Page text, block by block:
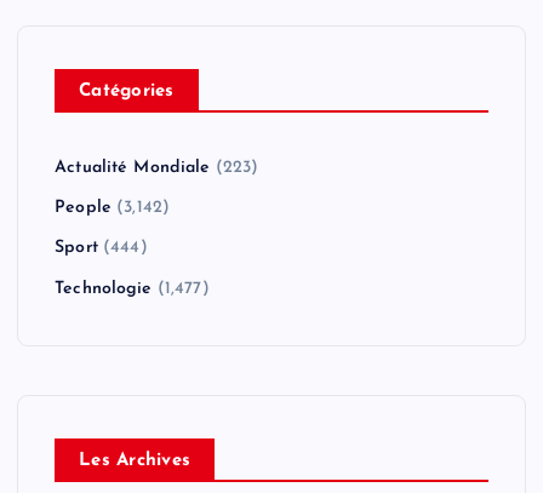
Catégories
Actualité Mondiale (223)
People (3,142)
Sport(444)
Technologie (1,477)
Les Archives